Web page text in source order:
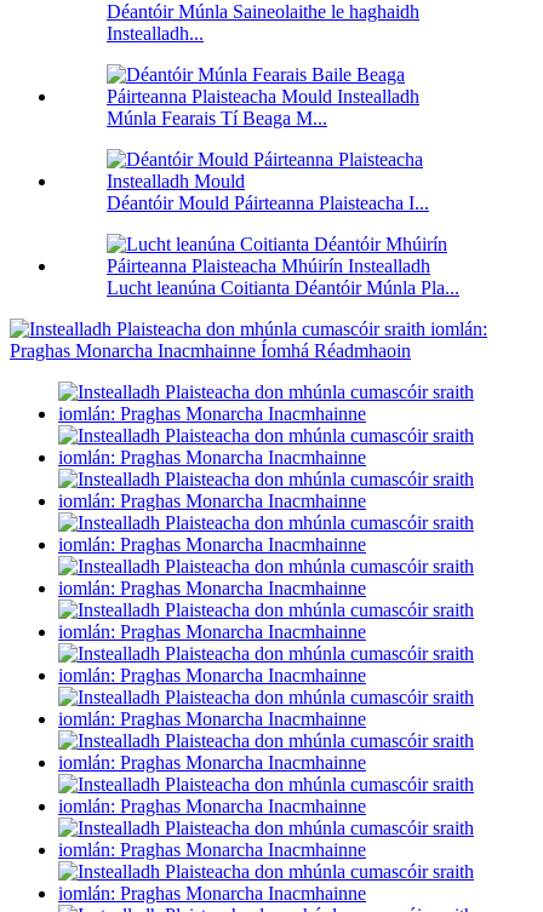
Déantóir Múnla Saineolaithe le haghaidh
Instealladh...
Múnla Fearais Tí Beaga M...
Déantóir Mould Páirteanna Plaisteacha I...
Lucht leanúna Coitianta Déantóir Múnla Pla...